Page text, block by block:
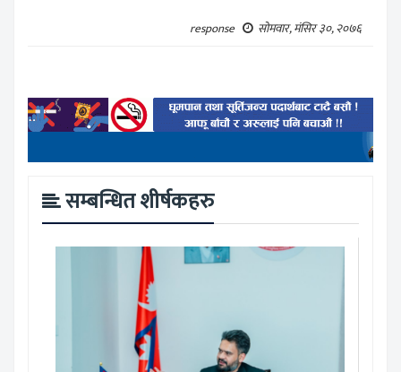
response
सोमवार, मंसिर ३०, २०७६
सम्बन्धित शीर्षकहरु